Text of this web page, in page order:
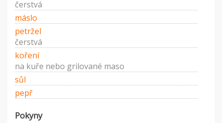
čerstvá
máslo
petržel
čerstvá
koření
na kuře nebo grilované maso
sůl
pepř
Pokyny